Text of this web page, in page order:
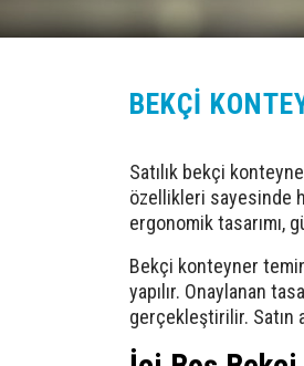
BEKÇI
Satılık bekçi
özellikleri sayesinde
ergonomik tasarımı,
Bekçi konteyner
yapılır. Onaylanan
gerçekleştirilir. Satın